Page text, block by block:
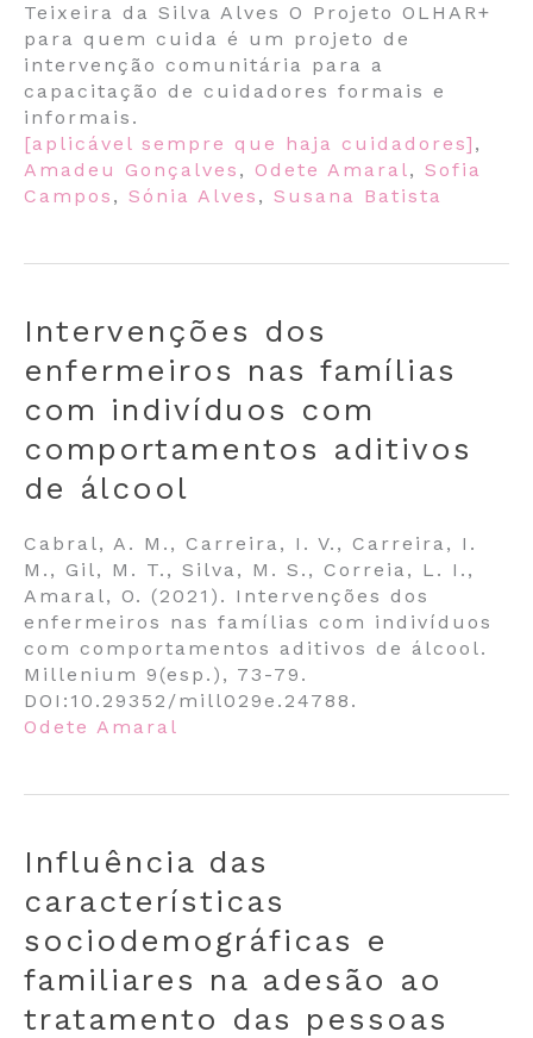
Teixeira da Silva Alves O Projeto OLHAR+
para quem cuida é um projeto de
intervenção comunitária para a
capacitação de cuidadores formais e
informais.
[aplicável sempre que haja cuidadores] ,
Amadeu Gonçalves , Odete Amaral, Sofia
Campos , Sónia Alves , Susana Batista
Intervenções dos
enfermeiros nas famílias
com indivíduos com
comportamentos aditivos
de álcool
Cabral, A. M., Carreira, I. V., Carreira, I.
M., Gil, M. T., Silva, M. S., Correia, L. I.,
Amaral, O. (2021). Intervenções dos
enfermeiros nas famílias com indivíduos
com comportamentos aditivos de álcool.
Millenium 9(esp.), 73-79.
DOI:10.29352/mill029e.24788.
Odete Amaral
Influência das
características
sociodemográficas e
familiares na adesão ao
tratamento das pessoas